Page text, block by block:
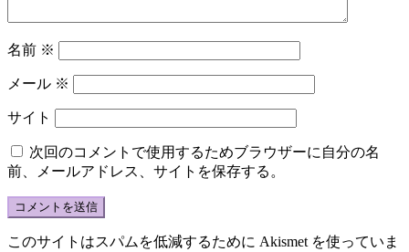
名前 ※
メール ※
サイト
次回のコメントで使用するためブラウザーに自分の名
前、メールアドレス、サイトを保存する。
このサイトはスパムを低減するために Akismet を使っていま